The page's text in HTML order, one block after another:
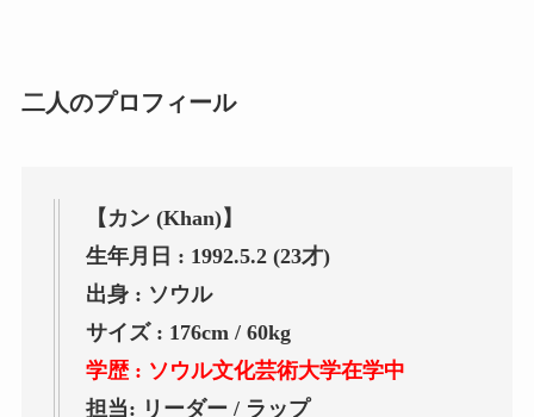
二人のプロフィール
【カン (Khan)】
生年月日 : 1992.5.2 (23才)
出身 : ソウル
サイズ : 176cm / 60kg
学歴 : ソウル文化芸術大学在学中
担当: リーダー / ラップ